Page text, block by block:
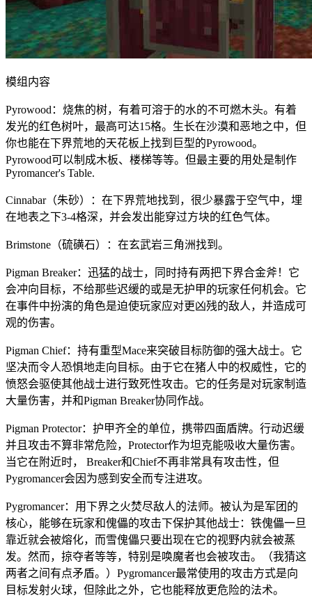
模组内容
Pyrowood：烧焦的树，有着可溶于的水的不可燃木头。有着
发光的红色树叶，最高可达15格。生长在沙漠和恶地之中，但
你也能在下界荒地的天花板上找到巨型的Pyrowood。
Pyrowood可以制成木板、楼梯等等。但最主要的用处是制作
Pyromancer's Table.
Cinnabar（朱砂）：在下界荒地找到，很少暴露于空气中，埋
在地表之下3-4格深，并会发出能穿过方块的红色气体。
Brimstone（硫磺石）：在玄武岩三角洲找到。
Pigman Breaker：迅猛的战士，同时持有两把下界合金斧！它
会冲向目标，不给那些迟缓的或是无护甲的玩家任何机会。它
在事件中扮演的角色是迫使玩家应对更凶残的敌人，并造成可
观的伤害。
Pigman Chief：持有重型Mace来突破目标防御的强大战士。它
坚决而令人恐惧地走向目标。由于它在猪人中的权威性，它的
愤怒会驱使其他战士进行致死性攻击。它的任务是对玩家制造
大量伤害，并和Pigman Breaker协同作战。
Pigman Protector：护甲齐全的单位，携带四面盾牌。行动迟缓
并且攻击不算非常危险，Protector作为坦克能吸收大量伤害。
当它在附近时， Breaker和Chief不再非常具有攻击性，但
Pygromancer会因为感到安全而专注进攻。
Pygromancer：用下界之火焚尽敌人的法师。被认为是军团的
核心，能够在玩家和傀儡的攻击下保护其他战士：铁傀儡一旦
靠近就会被熔化，而雪傀儡只要出现在它的视野内就会被蒸
发。然而，掠夺者等等，特别是唤魔者也会被攻击。（我猜这
两者之间有点矛盾。）Pygromancer最常使用的攻击方式是向
目标发射火球，但除此之外，它也能释放更危险的法术。